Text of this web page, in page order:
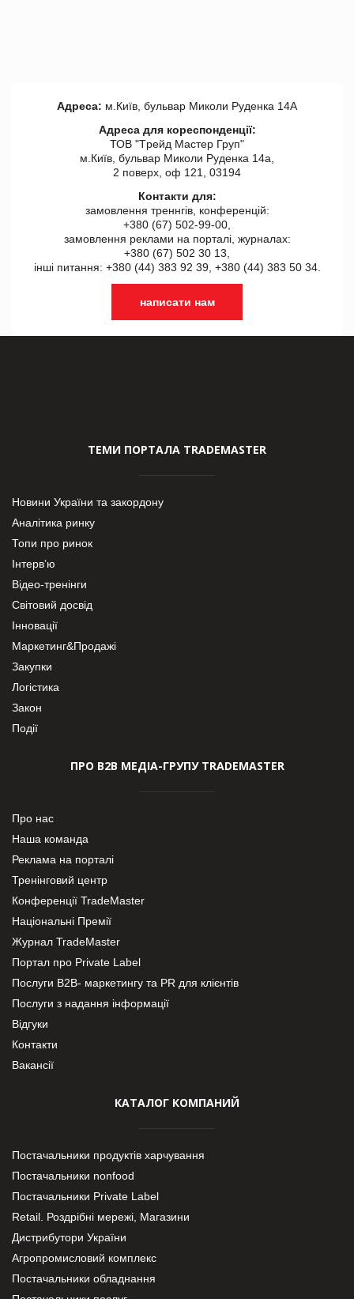
Адреса: м.Київ, бульвар Миколи Руденка 14А
Адреса для кореспонденції:
ТОВ "Tрейд Мастер Груп"
м.Київ, бульвар Миколи Руденка 14а,
2 поверх, оф 121, 03194
Контакти для:
замовлення треннгів, конференцій:
+380 (67) 502-99-00,
замовлення реклами на порталі, журналах:
+380 (67) 502 30 13,
інші питання: +380 (44) 383 92 39, +380 (44) 383 50 34.
написати нам
ТЕМИ ПОРТАЛА TRADEMASTER
Новини України та закордону
Аналітика ринку
Топи про ринок
Інтерв’ю
Відео-тренінги
Світовий досвід
Інновації
Маркетинг&Продажі
Закупки
Логістика
Закон
Події
ПРО В2В МЕДІА-ГРУПУ TRADEMASTER
Про нас
Наша команда
Реклама на порталі
Тренінговий центр
Конференції TradeMaster
Національні Премії
Журнал TradeMaster
Портал про Private Label
Послуги В2В- маркетингу та PR для клієнтів
Послуги з надання інформації
Відгуки
Контакти
Вакансії
КАТАЛОГ КОМПАНИЙ
Постачальники продуктів харчування
Постачальники nonfood
Постачальники Private Label
Retail. Роздрібні мережі, Магазини
Дистрибутори України
Агропромисловий комплекс
Постачальники обладнання